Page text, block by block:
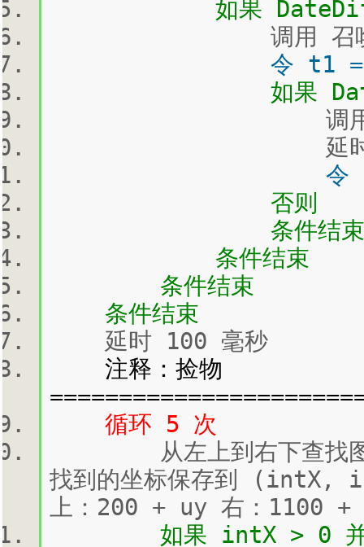
如果
调用 召
令 t1 =
如果
调用 买
延时 300
令 t2 =
否则
条件结束
条件结束
条件结束
条件结束
延时 100 毫秒
注释：捡物
循环 5 次
从左上到右下查找图
找到的坐标保存到 (intX,
上：200 + uy 右：1100
如果 intX > 0 并